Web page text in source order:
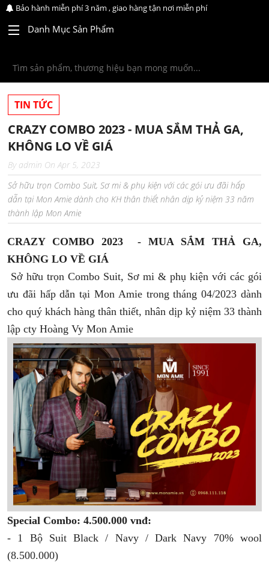
Bảo hành miễn phí 3 năm , giao hàng tận nơi miễn phí
Danh Mục Sản Phẩm
TIN TỨC
CRAZY COMBO 2023 - MUA SẮM THẢ GA,
KHÔNG LO VỀ GIÁ
By admin OnApr 5, 2023
Sở hữu trọn Combo Suit, Sơ mi & phụ kiện với các gói ưu đãi hấp
dẫn tại Mon Amie dành cho KH thân thiết nhân dịp kỷ niệm 33 năm
thành lập Mon Amie
CRAZY COMBO 2023 - MUA SẮM THẢ GA,
KHÔNG LO VỀ GIÁ
Sở hữu trọn Combo Suit, Sơ mi & phụ kiện với các gói
ưu đãi hấp dẫn tại Mon Amie trong tháng 04/2023 dành
cho quý khách hàng thân thiết, nhân dịp kỷ niệm 33 thành
lập cty Hoàng Vy Mon Amie
Special Combo: 4.500.000 vnđ:
- 1 Bộ Suit Black / Navy / Dark Navy 70% wool
(8.500.000)